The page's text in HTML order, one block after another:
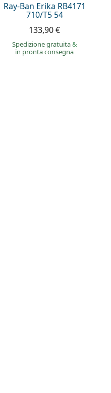
Ray-Ban Erika RB4171
710/T5 54
133,90 €
Spedizione gratuita&
in pronta consegna